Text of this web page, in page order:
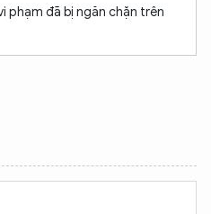
phạm đã bị ngăn chặn trên